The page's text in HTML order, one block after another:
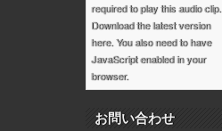
required to play this audio clip.
Download the latest version
here. You also need to have
JavaScript enabled in your
browser.
お問い合わせ